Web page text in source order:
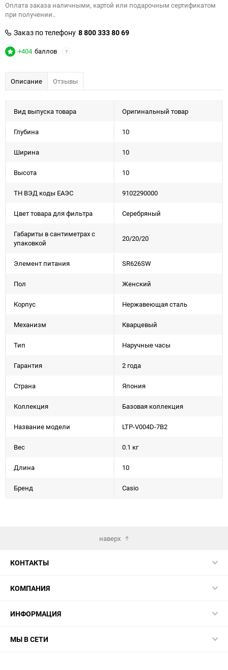
Оплата заказа наличными, картой или подарочным сертификатом
при получении..
Заказ по телефону 8 800 333 80 69
+404 баллов ?
Описание Отзывы
Вид выпуска товара Оригинальный товар
Глубина 10
Ширина 10
Высота 10
ТН ВЭД коды ЕАЭС 9102290000
Цвет товара для фильтра Серебряный
Габариты в сантиметрах с
упаковкой
20/20/20
Элемент питания SR626SW
Пол Женский
Корпус Нержавеющая сталь
Механизм Кварцевый
Тип Наручные часы
Гарантия 2 года
Страна Япония
Коллекция Базовая коллекция
Название модели LTP-V004D-7B2
Вес 0.1 кг
Длина 10
Бренд Casio
наверх
КОНТАКТЫ
КОМПАНИЯ
ИНФОРМАЦИЯ
МЫ В СЕТИ